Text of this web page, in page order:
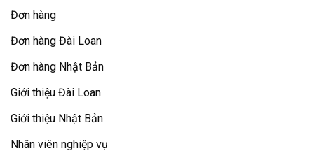
Đơn hàng
Đơn hàng Đài Loan
Đơn hàng Nhật Bản
Giới thiệu Đài Loan
Giới thiệu Nhật Bản
Nhân viên nghiệp vụ